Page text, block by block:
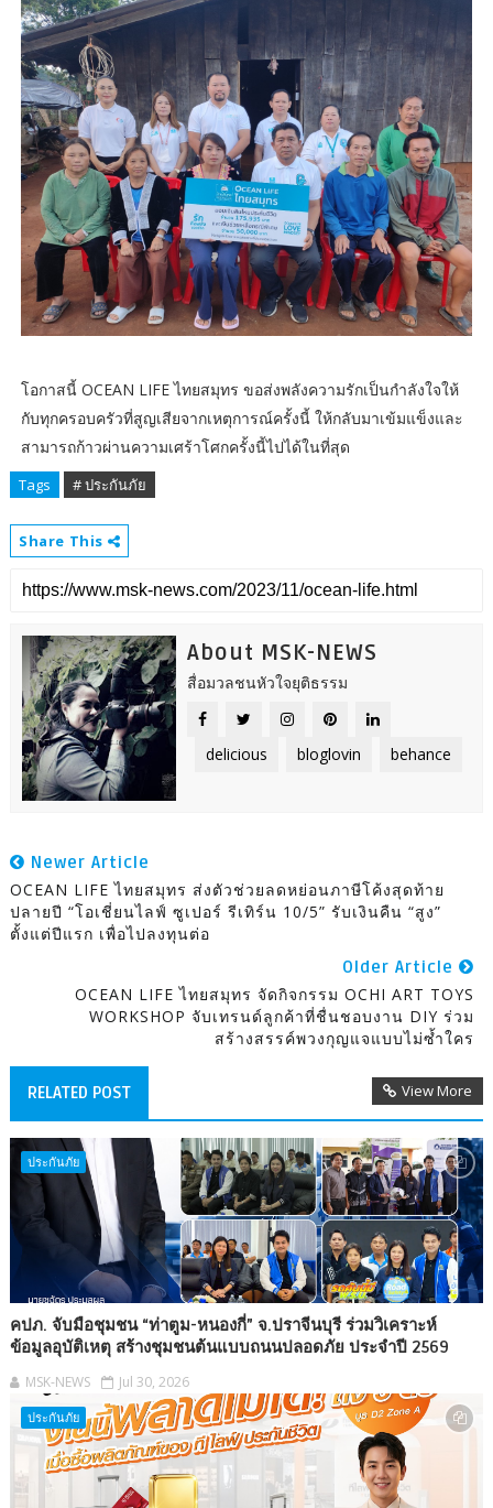
โอกาสนี้ OCEAN LIFE ไทยสมุทร ขอส่งพลังความรักเป็นกำลังใจให้
กับทุกครอบครัวที่สูญเสียจากเหตุการณ์ครั้งนี้ ให้กลับมาเข้มแข็งและ
สามารถก้าวผ่านความเศร้าโศกครั้งนี้ไปได้ในที่สุด
Tags # ประกันภัย
Share This
About MSK-NEWS
สื่อมวลชนหัวใจยุติธรรม
delicious bloglovin behance
Newer Article
OCEAN LIFE ไทยสมุทร ส่งตัวช่วยลดหย่อนภาษีโค้งสุดท้าย
ปลายปี “โอเชี่ยนไลฟ์ ซูเปอร์ รีเทิร์น 10/5” รับเงินคืน “สูง”
ตั้งแต่ปีแรก เพื่อไปลงทุนต่อ
Older Article
OCEAN LIFE ไทยสมุทร จัดกิจกรรม OCHI ART TOYS
WORKSHOP จับเทรนด์ลูกค้าที่ชื่นชอบงาน DIY ร่วม
สร้างสรรค์พวงกุญแจแบบไม่ซ้ำใคร
RELATED POST View More
ประกันภัย
คปภ. จับมือชุมชน “ท่าตูม-หนองกี่” จ.ปราจีนบุรี ร่วมวิเคราะห์
ข้อมูลอุบัติเหตุ สร้างชุมชนต้นแบบถนนปลอดภัย ประจำปี 2569
MSK-NEWS Jul 30, 2026
ประกันภัย